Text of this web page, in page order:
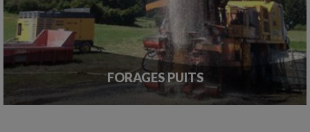
FORAGES PUITS